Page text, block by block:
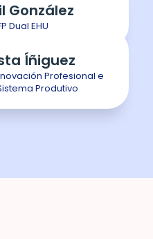
González
Dual EHU
Íñiguez
Profesional e
Produtivo